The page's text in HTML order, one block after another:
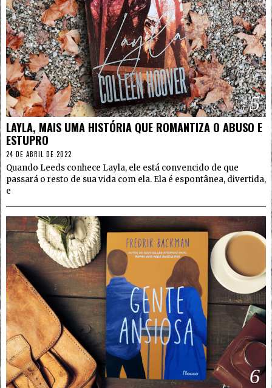
5
LAYLA, MAIS UMA HISTÓRIA QUE ROMANTIZA O ABUSO E
ESTUPRO
24 DE ABRIL DE 2022
Quando Leeds conhece Layla, ele está convencido de que
passará o resto de sua vida com ela. Ela é espontânea, divertida,
e
6